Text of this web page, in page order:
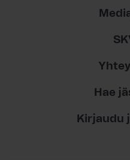
Hae
Kirjaudu